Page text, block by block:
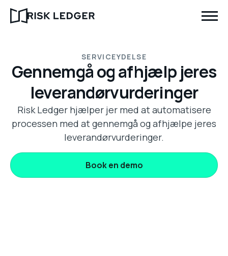
SERVICEYDELSE
Gennemgå og afhjælp jeres
leverandørvurderinger
Risk Ledger hjælper jer med at automatisere
processen med at gennemgå og afhjælpe jeres
leverandørvurderinger.
Book en demo